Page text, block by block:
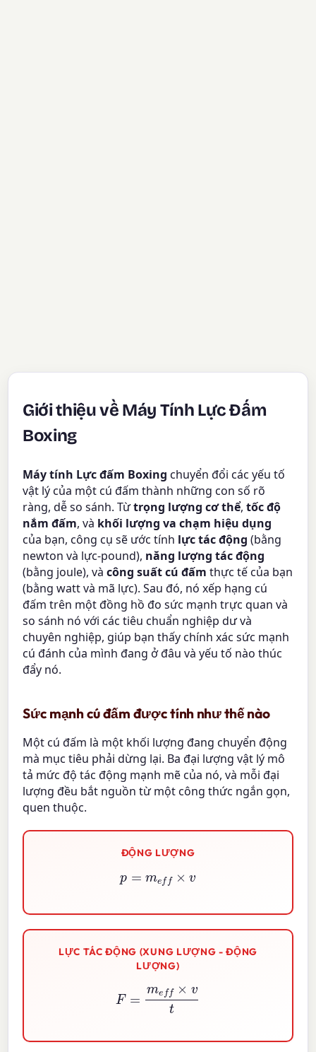
Giới thiệu về Máy Tính Lực Đấm
Boxing
Máy tính Lực đấm Boxing chuyển đổi các yếu tố
vật lý của một cú đấm thành những con số rõ
ràng, dễ so sánh. Từtrọng lượng cơ thể,tốc độ
nắm đấm, và khối lượng va chạm hiệu dụng
của bạn, công cụ sẽ ước tính lực tác động (bằng
newton và lực-pound), năng lượng tác động
(bằng joule), vàcông suất cú đấm thực tế của bạn
(bằng watt và mã lực). Sau đó, nó xếp hạng cú
đấm trên một đồng hồ đo sức mạnh trực quan và
so sánh nó với các tiêu chuẩn nghiệp dư và
chuyên nghiệp, giúp bạn thấy chính xác sức mạnh
cú đánh của mình đang ở đâu và yếu tố nào thúc
đẩy nó.
Sức mạnh cú đấm được tính như thế nào
Một cú đấm là một khối lượng đang chuyển động
mà mục tiêu phải dừng lại. Ba đại lượng vật lý mô
tả mức độ tác động mạnh mẽ của nó, và mỗi đại
lượng đều bắt nguồn từ một công thức ngắn gọn,
quen thuộc.
ĐỘNG LƯỢNG
p= me f ×v
LỰC TÁC ĐỘNG (XUNG LƯỢNG - ĐỘNG
LƯỢNG)
mef× vt